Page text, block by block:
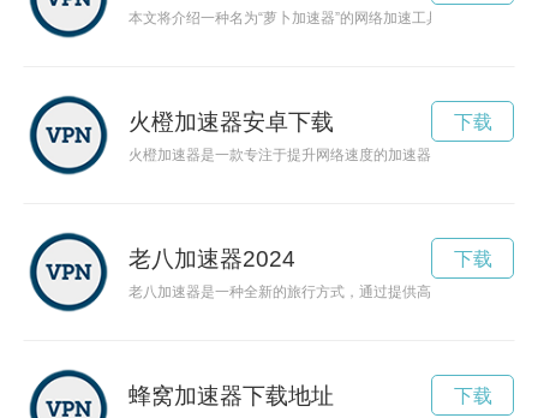
本文将介绍一种名为“萝卜加速器”的网络加速工具，通过它可
火橙加速器安卓下载
火橙加速器是一款专注于提升网络速度的加速器应用，通过优
下载
老八加速器2024
老八加速器是一种全新的旅行方式，通过提供高效、便捷的服
下载
蜂窝加速器下载地址 下载